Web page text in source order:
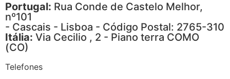
Portugal: Rua Conde de Castelo Melhor,
nº101
- Cascais - Lisboa - Código Postal: 2765-310
Itália: Via Cecilio , 2 - Piano terra COMO
(CO)
Telefones